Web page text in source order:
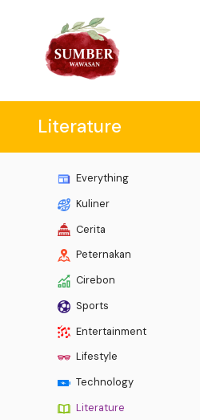
Literature
Everything
Kuliner
Cerita
Peternakan
Cirebon
Sports
Entertainment
Lifestyle
Technology
Literature